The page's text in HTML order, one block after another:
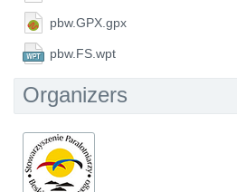
pbw.GPX.gpx
pbw.FS.wpt
Organizers